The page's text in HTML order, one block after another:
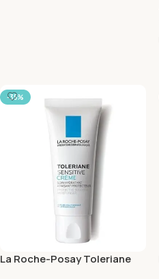
-35%
La Roche-Posay Toleriane